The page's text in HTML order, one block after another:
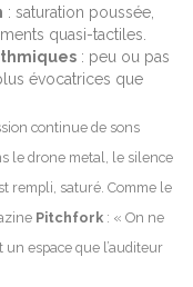
: saturation poussée,
quasi-tactiles.
: peu ou pas
évocatrices que
continue de sons
le drone metal, le silence
rempli, saturé. Comme le
Pitchfork : « On ne
espace que l’auditeur